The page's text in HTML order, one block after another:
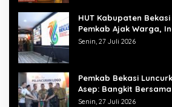
HUT Kabupaten
Pemkab Ajak Warga,
Kibarkan Semangat
Senin, 27 Juli 2026
Pemkab Bekasi
Asep: Bangkit
yang Lebih Baik
Senin, 27 Juli 2026